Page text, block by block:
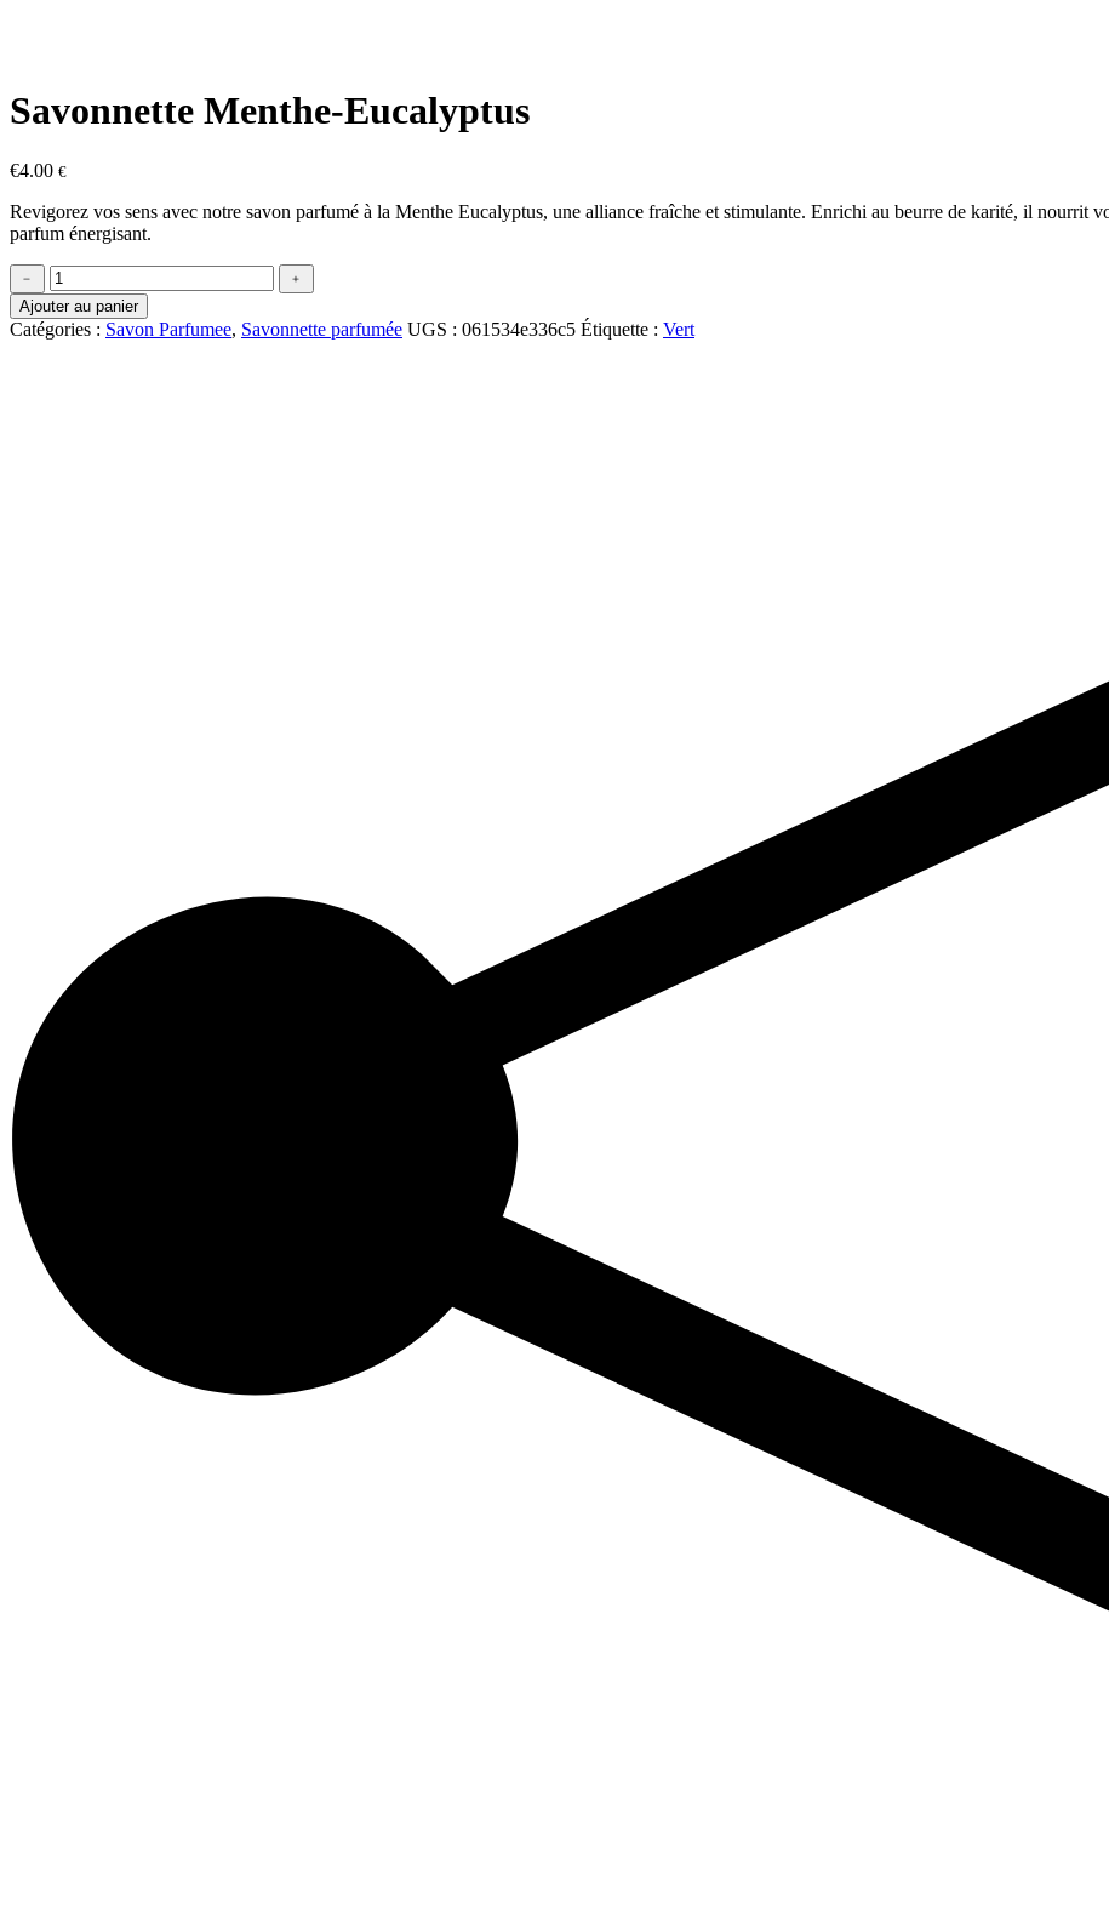
Savonnette Menthe-Eucalyptus
€4.00 €
Revigorez vos sens avec notre savon parfumé à la Menthe Eucalyptus, une alliance fraîche et stimulante. Enrichi au beurre de karité, il nourrit
parfum énergisant.
quantité
de
Savonnette
Menthe-
﹣
﹢
Ajouter au panier
Catégories : Savon Parfumee, Savonnette parfumée UGS : 061534e336c5 Étiquette : Vert